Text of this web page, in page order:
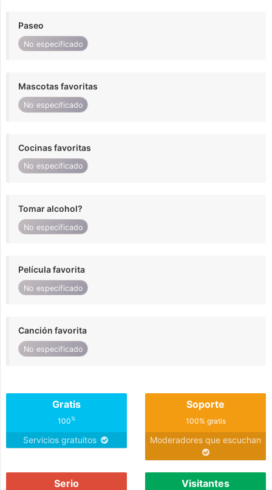
Paseo
No especificado
Mascotas favoritas
No especificado
Cocinas favoritas
No especificado
Tomar alcohol?
No especificado
Película favorita
No especificado
Canción favorita
No especificado
Gratis
100%
Servicios gratuitos
Soporte
100% gratis
Moderadores que escuchan
Serio Visitantes